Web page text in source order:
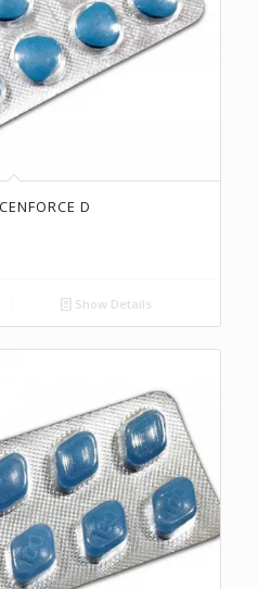
D
Show Details